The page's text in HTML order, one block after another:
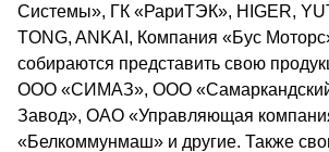
Системы», ГК «РариТЭК», HIGER,
TONG, ANKAI, Компания «Бус
собираются представить свою
ООО «СИМАЗ», ООО
Завод», ОАО «Управляющая
«Белкоммунмаш» и другие. Также